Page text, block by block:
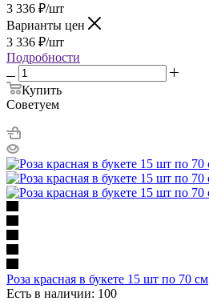
3 336 ₽/шт
Варианты цен
3 336 ₽/шт
Подробности
Купить
Советуем
Роза красная в букете 15 шт по 70 см
Есть в наличии: 100